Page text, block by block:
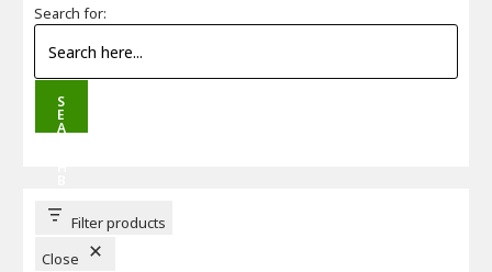
Search for:
S
E
A
T
T
Filter products
Close